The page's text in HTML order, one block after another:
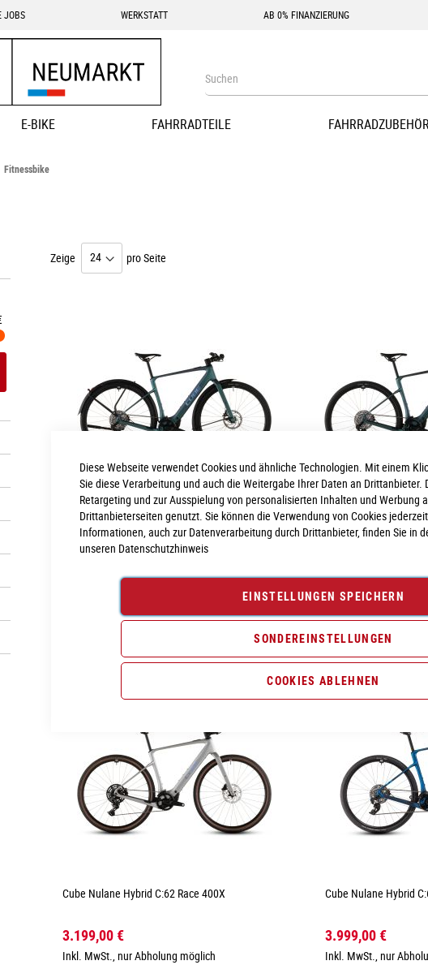
Diese Webseite verwendet Cookies und ähnliche Technologien. Mit einem
Sie diese Verarbeitung und auch die Weitergabe Ihrer Daten an Drittanbieter.
Retargeting und zur Ausspielung von personalisierten Inhalten und Werbung
Drittanbieterseiten genutzt. Sie können die Verwendung von Cookies
Informationen, auch zur Datenverarbeitung durch Drittanbieter, finden Sie in
unseren Datenschutzhinweis
EINSTELLUNGEN SPEICHERN
SONDEREINSTELLUNGEN
COOKIES ABLEHNEN
JOBS WERKSTATT AB 0% FINANZIERUNG
Search
E-BIKE FAHRRADTEILE FAHRRADZUBEHÖR
Fitnessbike
Zeige pro Seite
Cube Nulane Hybrid C:62 SLX 400X FE
Inkl. MwSt., nur Abholung möglich
L S
Cube Nulane Hybrid C:62
Inkl. MwSt., nur
XL L M
Cube Nulane Hybrid C:62 Race 400X
3.199,00 €
Inkl. MwSt., nur Abholung möglich
Cube Nulane Hybrid
3.999,00 €
Inkl. MwSt., nur